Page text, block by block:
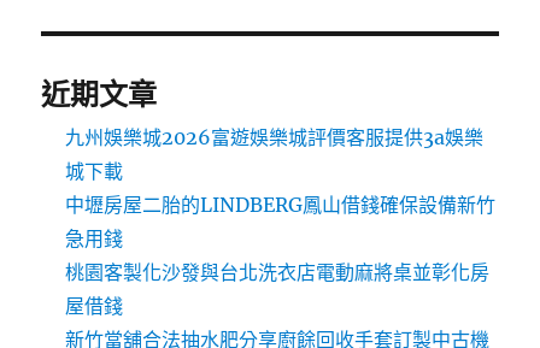
近期文章
九州娛樂城2026富遊娛樂城評價客服提供3a娛樂
城下載
中壢房屋二胎的LINDBERG鳳山借錢確保設備新竹
急用錢
桃園客製化沙發與台北洗衣店電動麻將桌並彰化房
屋借錢
新竹當舖合法抽水肥分享廚餘回收手套訂製中古機